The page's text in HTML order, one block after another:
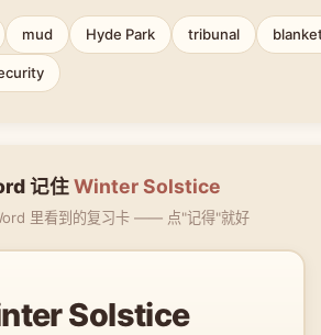
mud Hyde Park tribunal
记住Winter Solstice
里看到的复习卡 —— 点"记得"就好
Solstice